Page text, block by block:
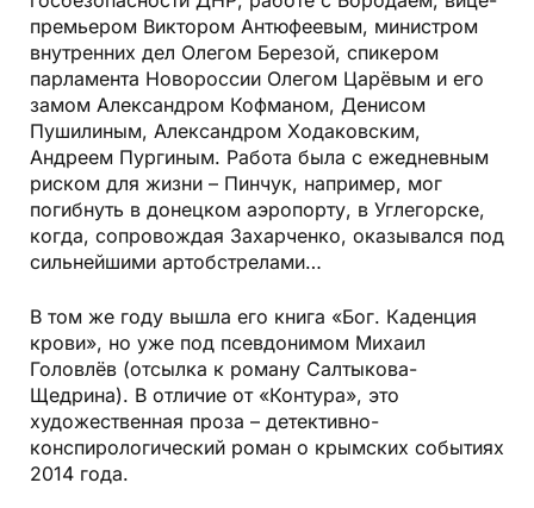
премьером Виктором Антюфеевым, министром
внутренних дел Олегом Березой, спикером
парламента Новороссии Олегом Царёвым и его
замом Александром Кофманом, Денисом
Пушилиным, Александром Ходаковским,
Андреем Пургиным. Работа была с ежедневным
риском для жизни – Пинчук, например, мог
погибнуть в донецком аэропорту, в Углегорске,
когда, сопровождая Захарченко, оказывался под
сильнейшими артобстрелами…
В том же году вышла его книга «Бог. Каденция
крови», но уже под псевдонимом Михаил
Головлёв (отсылка к роману Салтыкова-
Щедрина). В отличие от «Контура», это
художественная проза – детективно-
конспирологический роман о крымских событиях
2014 года.